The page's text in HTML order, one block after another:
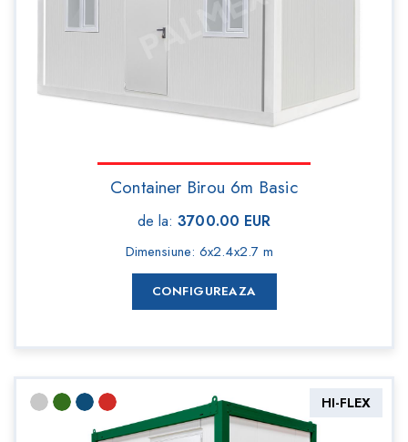
Container Birou 6m Basic
de la:3700.00 EUR
Dimensiune:6x2.4x2.7 m
CONFIGUREAZA
HI-FLEX